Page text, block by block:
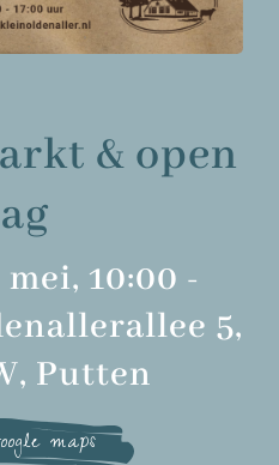
& open
10:00 -
5,
Putten
maps